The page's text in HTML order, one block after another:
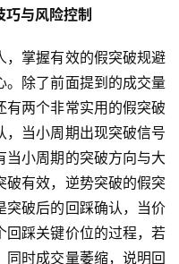
巧与风险控制
，掌握有效的假突破规避
。除了前面提到的成交量
有两个非常实用的假突破
，当小周期出现突破信号
当小周期的突破方向与大
破有效，逆势突破的假突
突破后的回踩确认，当价
回踩关键价位的过程，若
同时成交量萎缩，说明回